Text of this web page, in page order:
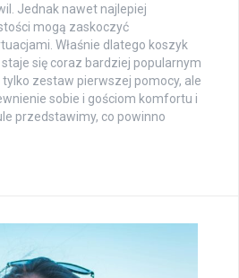
Jednak nawet najlepiej
mogą zaskoczyć
Właśnie dlatego koszyk
się coraz bardziej popularnym
zestaw pierwszej pomocy, ale
sobie i gościom komfortu i
przedstawimy, co powinno